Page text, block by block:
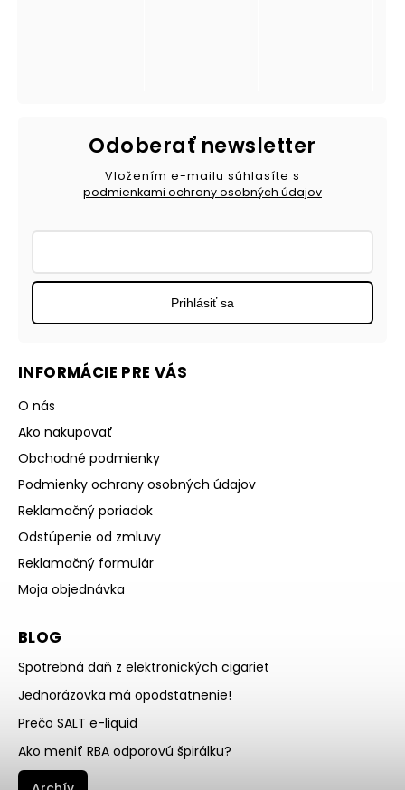
INFORMÁCIE PRE VÁS
O nás
Ako nakupovať
Obchodné podmienky
Podmienky ochrany osobných údajov
Reklamačný poriadok
Odstúpenie od zmluvy
Reklamačný formulár
Moja objednávka
BLOG
Spotrebná daň z elektronických cigariet
Jednorázovka má opodstatnenie!
Prečo SALT e-liquid
Ako meniť RBA odporovú špirálku?
Odoberať newsletter
Vložením e-mailu súhlasíte s
podmienkami ochrany osobných údajov
Prihlásiť sa